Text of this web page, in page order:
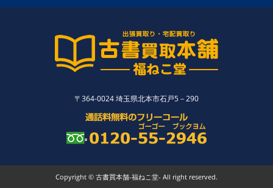
〒364-0024 埼玉県北本市石戸5－290
Copyright © 古書買本舗-福ねこ堂- All right reserved.